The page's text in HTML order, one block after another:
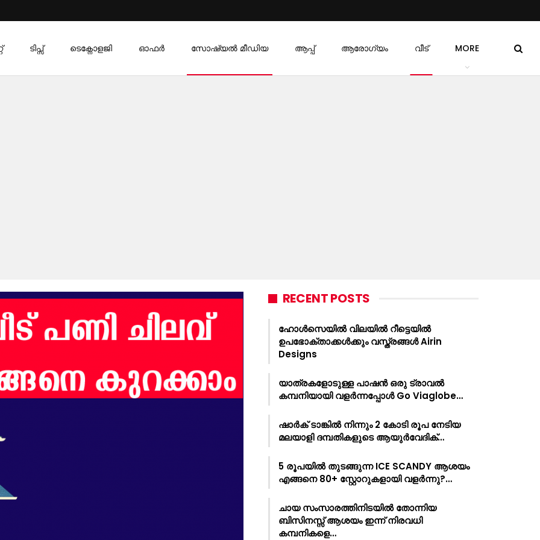
ടിപ്സ് ടെക്നോളജി ഓഫര്‍ സോഷ്യൽ മീഡിയ ആപ്പ് ആരോഗ്യം വീട് MORE
RECENT POSTS
ഹോൾസെയിൽ വിലയിൽ റീട്ടെയിൽ
ഉപഭോക്താക്കൾക്കും വസ്ത്രങ്ങൾ Airin
Designs
യാത്രകളോടുള്ള പാഷൻ ഒരു ട്രാവൽ
കമ്പനിയായി വളർന്നപ്പോൾ Go Viaglobe…
ഷാർക്‌ ടാങ്കിൽ നിന്നും 2 കോടി രൂപ നേടിയ
മലയാളി ദമ്പതികളുടെ ആയുർവേദിക്…
5 രൂപയിൽ തുടങ്ങുന്ന ICE SCANDY ആശയം
എങ്ങനെ 80+ സ്റ്റോറുകളായി വളർന്നു?…
ചായ സംസാരത്തിനിടയിൽ തോന്നിയ
ബിസിനസ്സ് ആശയം ഇന്ന് നിരവധി
കമ്പനികളെ…